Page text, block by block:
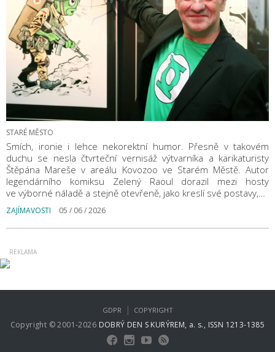
STARÉ MĚSTO
Smích, ironie i lehce nekorektní humor. Přesně v takovém
duchu se nesla čtvrteční vernisáž výtvarníka a karikaturisty
Štěpána Mareše v areálu Kovozoo ve Starém Městě. Autor
legendárního komiksu Zelený Raoul dorazil mezi hosty
ve výborné náladě a stejně otevřeně, jako kreslí své postavy,…
ZAJÍMAVOSTI 05 / 06 / 2026
Copyright © 2001-2026 DOBRÝ DEN S KURÝREM, a. s., ISSN 1213-1385
GDPR | COPYRIGHT